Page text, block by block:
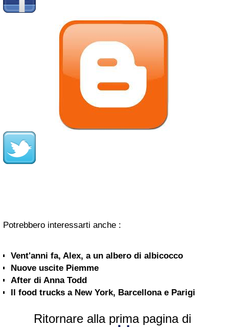
Potrebbero interessarti anche :
Vent'anni fa, Alex, a un albero di albicocco
Nuove uscite Piemme
After di Anna Todd
Il food trucks a New York, Barcellona e Parigi
Ritornare alla prima pagina di